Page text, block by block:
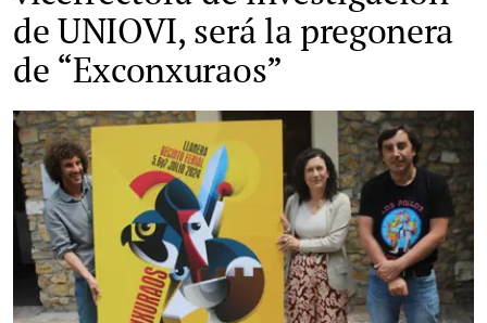
de UNIOVI, será la pregonera
de “Exconxuraos”